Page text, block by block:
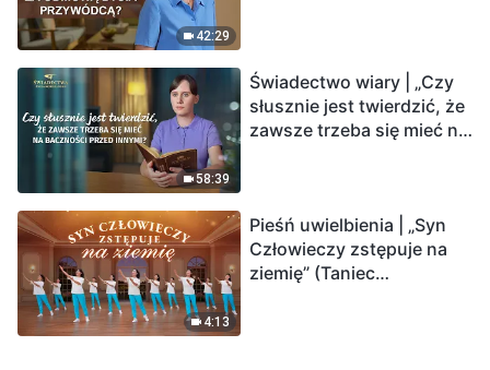
42:29
58:39
Świadectwo wiary | „Czy
słusznie jest twierdzić, że
zawsze trzeba się mieć na
4:13
Pieśń uwielbienia | „Syn
Człowieczy zstępuje na
ziemię” (Taniec